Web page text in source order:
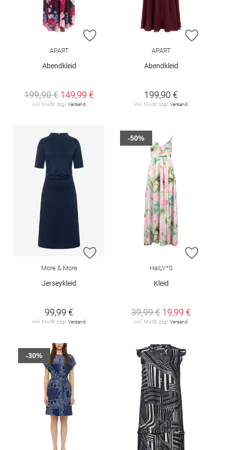
ZUR WUNSCHLISTE HINZUFÜGEN
APART
Abendkleid
199,90 € 149,99 €
inkl. MwSt. zzgl. Versand
ZUR
APART
Abendkleid
199,90 €
inkl. MwSt. zzgl. Versand
ZUR WUNSCHLISTE HINZUFÜGEN
More & More
Jerseykleid
99,99 €
inkl. MwSt. zzgl. Versand
ZUR
HaILY*S
Kleid
39,99 € 19,99 €
inkl. MwSt. zzgl. Versand
-50%
-30%